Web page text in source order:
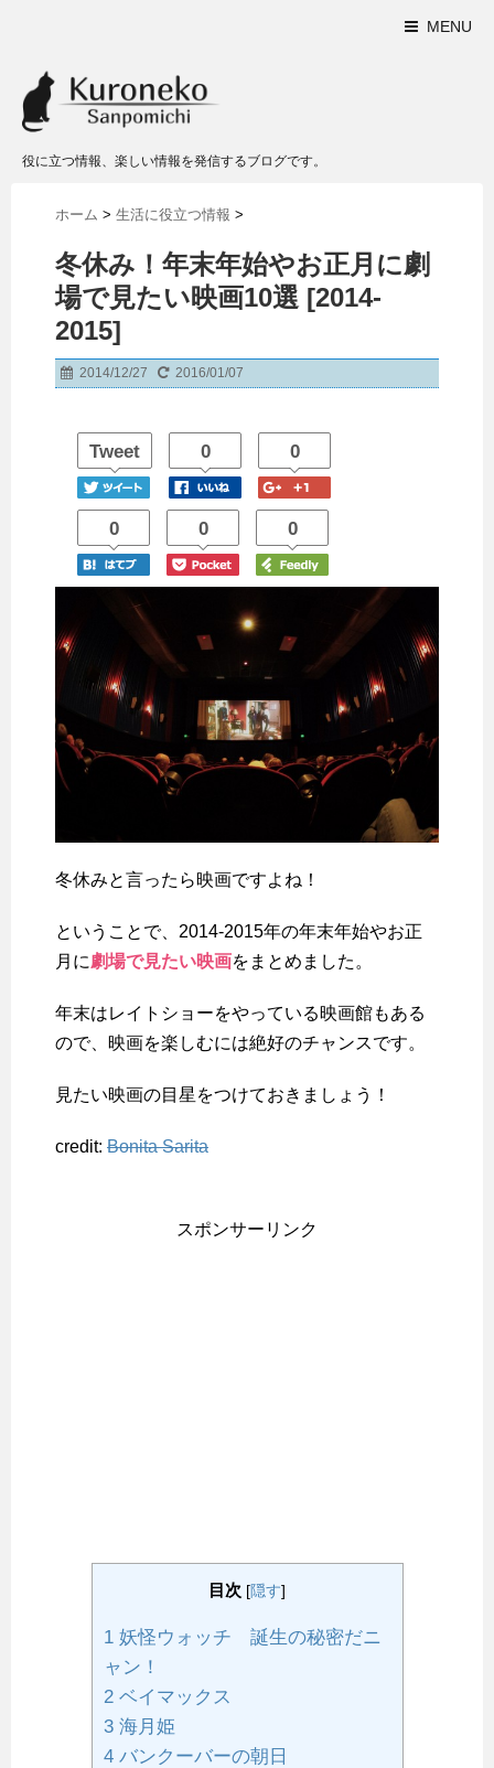
MENU
役に立つ情報、楽しい情報を発信するブログです。
ホーム > 生活に役立つ情報 >
冬休み！年末年始やお正月に劇
場で見たい映画10選 [2014-
2015]
2014/12/27 2016/01/07
Tweet 0 0
0 0 0
冬休みと言ったら映画ですよね！
ということで、2014-2015年の年末年始やお正
月に劇場で見たい映画をまとめました。
年末はレイトショーをやっている映画館もある
ので、映画を楽しむには絶好のチャンスです。
見たい映画の目星をつけておきましょう！
credit: Bonita Sarita
スポンサーリンク
目次 [隠す]
1妖怪ウォッチ 誕生の秘密だニ
ャン！
2ベイマックス
3海月姫
4バンクーバーの朝日